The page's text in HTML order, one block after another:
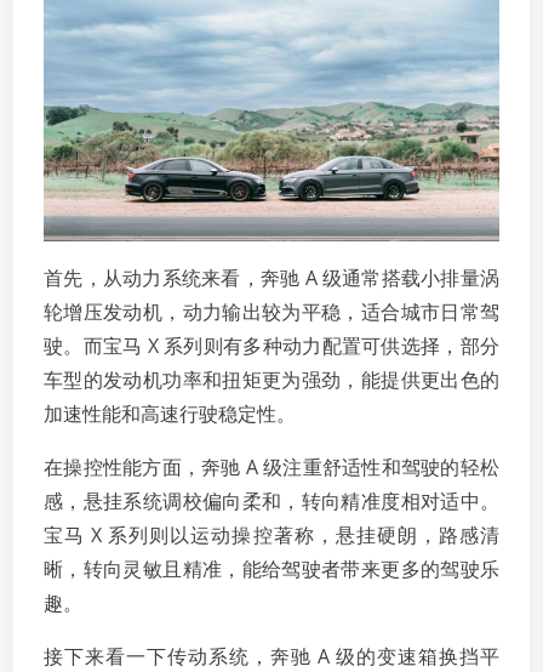
首先，从动力系统来看，奔驰 A 级通常搭载小排量涡
轮增压发动机，动力输出较为平稳，适合城市日常驾
驶。而宝马 X 系列则有多种动力配置可供选择，部分
车型的发动机功率和扭矩更为强劲，能提供更出色的
加速性能和高速行驶稳定性。
在操控性能方面，奔驰 A 级注重舒适性和驾驶的轻松
感，悬挂系统调校偏向柔和，转向精准度相对适中。
宝马 X 系列则以运动操控著称，悬挂硬朗，路感清
晰，转向灵敏且精准，能给驾驶者带来更多的驾驶乐
趣。
接下来看一下传动系统，奔驰 A 级的变速箱换挡平